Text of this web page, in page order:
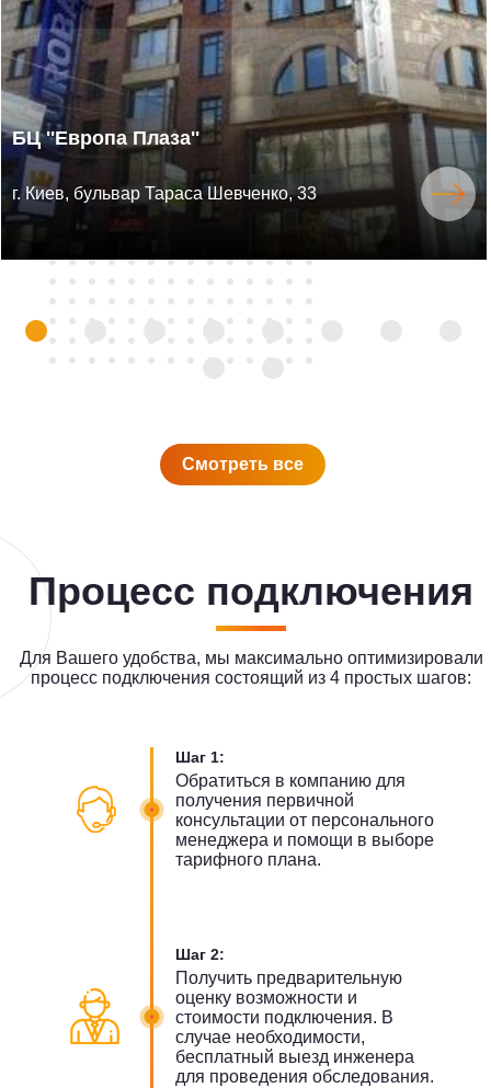
БЦ ''Европа Плаза''
г. Киев, бульвар Тараса Шевченко, 33
Смотреть все
Процесс подключения
Для Вашего удобства, мы максимально оптимизировали
процесс подключения состоящий из 4 простых шагов:
Шаг 1:
Обратиться в компанию для
получения первичной
консультации от персонального
менеджера и помощи в выборе
тарифного плана.
Шаг 2:
Получить предварительную
оценку возможности и
стоимости подключения. В
случае необходимости,
бесплатный выезд инженера
для проведения обследования.